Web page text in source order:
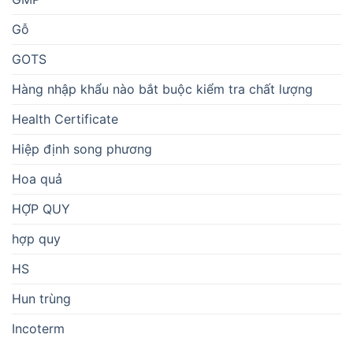
Gỗ
GOTS
Hàng nhập khẩu nào bắt buộc kiểm tra chất lượng
Health Certificate
Hiệp định song phương
Hoa quả
HỢP QUY
hợp quy
HS
Hun trùng
Incoterm